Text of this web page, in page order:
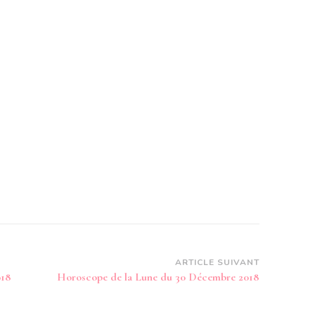
ARTICLE SUIVANT
Horoscope de la Lune du 30 Décembre 2018